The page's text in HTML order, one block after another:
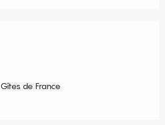
Gîtes de France